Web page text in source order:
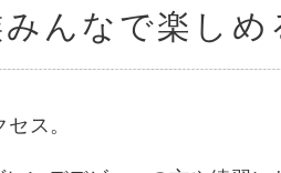
みんなで楽しめ
ス。